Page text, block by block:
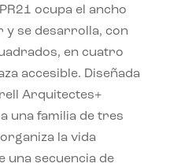
ocupa el ancho
y se desarrolla, con
en cuatro
accesible. Diseñada
Arquitectes+
una familia de tres
la vida
una secuencia de